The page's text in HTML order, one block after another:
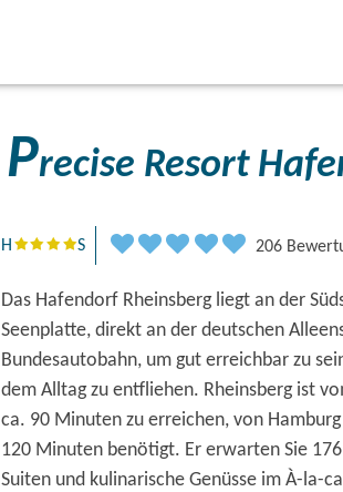
Precise Resort
H S 206
Das Hafendorf Rheinsberg liegt an der
Seenplatte, direkt an der deutschen
Bundesautobahn, um gut erreichbar zu
dem Alltag zu entfliehen. Rheinsberg ist
ca. 90 Minuten zu erreichen, von
120 Minuten benötigt. Er erwarten Sie
Suiten und kulinarische Genüsse im À-la-